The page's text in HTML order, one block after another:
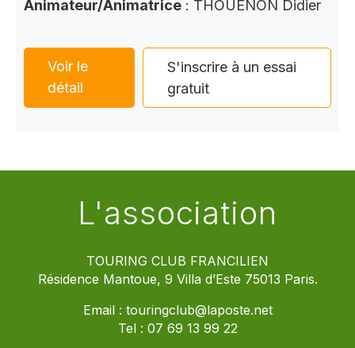
Animateur/Animatrice : THOUENON Didier
Voir le
détail
S'inscrire à un essai
gratuit
L'association
TOURING CLUB FRANCILIEN
Résidence Mantoue, 9 Villa d’Este 75013 Paris.
Email : touringclub@laposte.net
Tel : 07 69 13 99 22